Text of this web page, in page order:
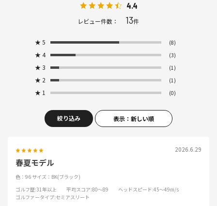
4.4
レビュー件数： 13件
★ 5 (8)
★ 4 (3)
★ 3 (1)
★ 2 (1)
★ 1 (0)
絞り込み 表示：新しい順
2026.6.29
春夏モデル
色：96 サイズ：BK(ブラック)
ゴルフ歴:31年以上 平均スコア:80～89 ヘッドスピード:45～49m/s
ゴルファータイプ:セミアスリート